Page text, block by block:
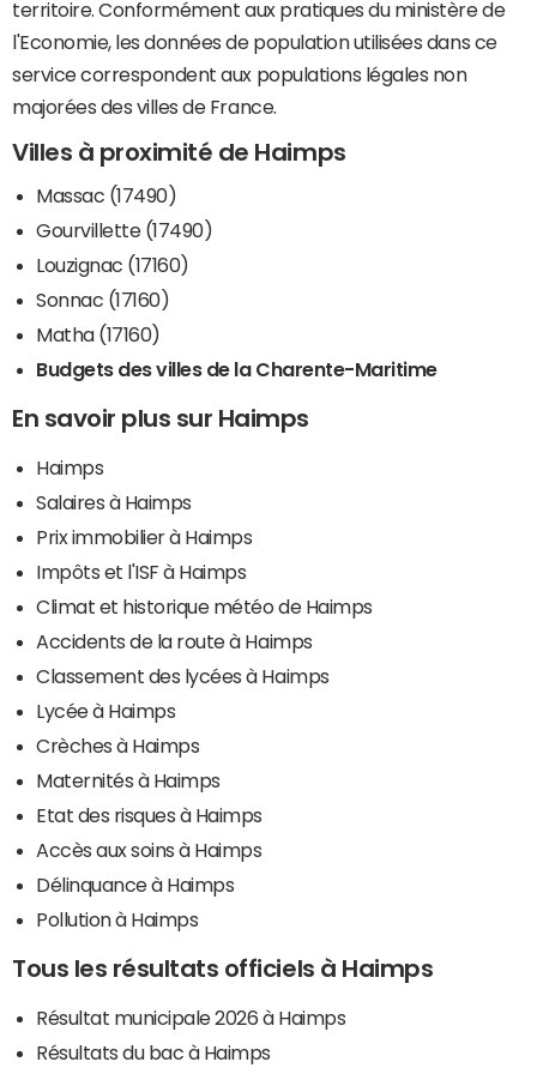
territoire. Conformément aux pratiques du ministère de
l'Economie, les données de population utilisées dans ce
service correspondent aux populations légales non
majorées des villes de France.
Villes à proximité de Haimps
Massac (17490)
Gourvillette (17490)
Louzignac (17160)
Sonnac (17160)
Matha (17160)
Budgets des villes de la Charente-Maritime
En savoir plus sur Haimps
Haimps
Salaires à Haimps
Prix immobilier à Haimps
Impôts et l'ISF à Haimps
Climat et historique météo de Haimps
Accidents de la route à Haimps
Classement des lycées à Haimps
Lycée à Haimps
Crèches à Haimps
Maternités à Haimps
Etat des risques à Haimps
Accès aux soins à Haimps
Délinquance à Haimps
Pollution à Haimps
Tous les résultats officiels à Haimps
Résultat municipale 2026 à Haimps
Résultats du bac à Haimps